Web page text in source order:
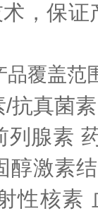
，保
品覆盖范
/抗真菌
列腺素
醇激素
性核素